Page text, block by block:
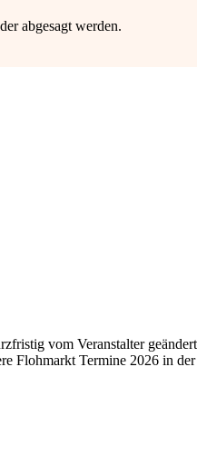
abgesagt werden.
vom Veranstalter
Flohmarkt Termine 2026 in